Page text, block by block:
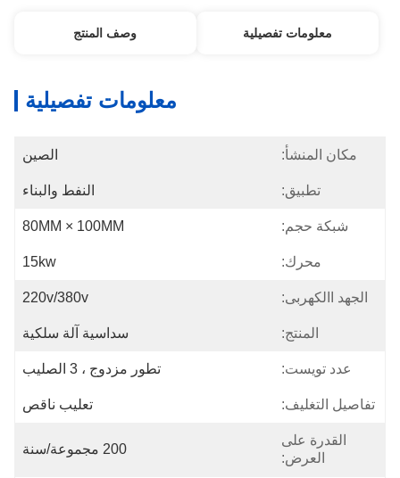
معلومات تفصيلية وصف المنتج
معلومات تفصيلية
مكان المنشأ: الصين
تطبيق: النفط والبناء
شبكة حجم: 80MM × 100MM
محرك: 15kw
الجهد االكهربى: 220v/380v
المنتج: سداسية آلة سلكية
عدد تويست: تطور مزدوج ، 3 الصليب
تفاصيل التغليف: تعليب ناقص
القدرة على
العرض:
200 مجموعة/سنة